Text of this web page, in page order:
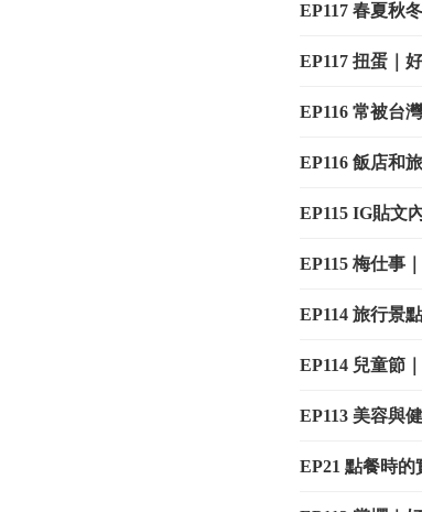
EP117 春夏秋
EP117 扭蛋｜
EP116 常被台
EP116 飯店和
EP115 IG貼文
EP115 梅仕事
EP114 旅行景
EP114 兒童節
EP113 美容與
EP21 點餐時的